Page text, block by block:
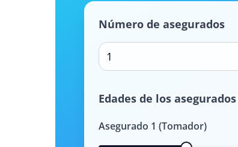
Número de asegurados
1
Edades de los asegurados
Asegurado 1 (Tomador)